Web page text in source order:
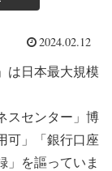
2024.02.12
は日本最大規模
スセンター」博
可」「銀行口座
」を謳っていま